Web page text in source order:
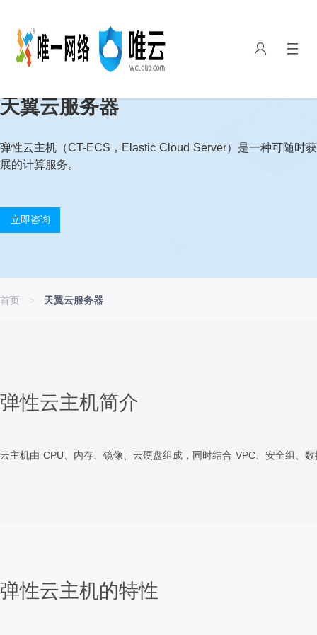
天翼云服务器
弹性云主机（CT-ECS，Elastic Cloud Server）是一种可随时
展的计算服务。
立即咨询
首页 > 天翼云服务器
弹性云主机简介
云主机由 CPU、内存、镜像、云硬盘组成，同时结合 VPC、安全组、
弹性云主机的特性